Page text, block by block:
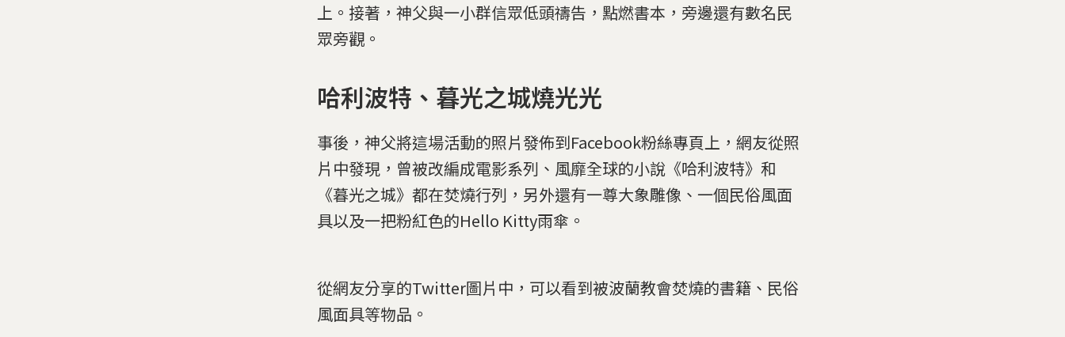
上。接著，神父與一小群信眾低頭禱告，點燃書本，旁邊還有數名民
眾旁觀。
哈利波特、暮光之城燒光光
事後，神父將這場活動的照片發佈到Facebook粉絲專頁上，網友從照
片中發現，曾被改編成電影系列、風靡全球的小說《哈利波特》和
《暮光之城》都在焚燒行列，另外還有一尊大象雕像、一個民俗風面
具以及一把粉紅色的Hello Kitty雨傘。
從網友分享的Twitter圖片中，可以看到被波蘭教會焚燒的書籍、民俗
風面具等物品。